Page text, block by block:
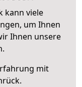
kann viele
um Ihnen
Ihnen unsere
mit
.